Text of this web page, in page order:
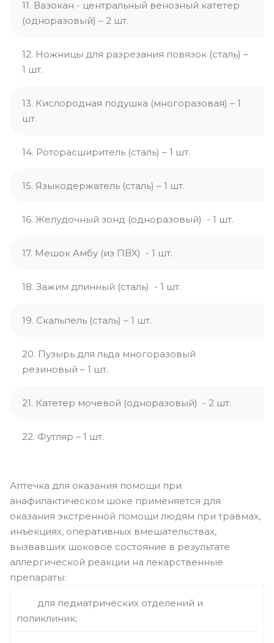
11. Вазокан - центральный венозный катетер
(одноразовый) – 2 шт.
12. Ножницы для разрезания повязок (сталь) –
1 шт.
13. Кислородная подушка (многоразовая) – 1
шт.
14. Роторасширитель (сталь) – 1 шт.
15. Языкодержатель (сталь) – 1 шт.
16. Желудочный зонд (одноразовый) - 1 шт.
17. Мешок Амбу (из ПВХ) - 1 шт.
18. Зажим длинный (сталь) - 1 шт.
19. Скальпель (сталь) – 1 шт.
20. Пузырь для льда многоразовый
резиновый – 1 шт.
21. Катетер мочевой (одноразовый) - 2 шт.
22. Футляр – 1 шт.
Аптечка для оказания помощи при
анафилактическом шоке применяется для
оказания экстренной помощи людям при травмах,
инъекциях, оперативных вмешательствах,
вызвавших шоковое состояние в результате
аллергической реакции на лекарственные
препараты:
для педиатрических отделений и
поликлиник;